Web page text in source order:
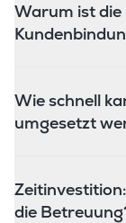
Warum ist
Wie schnell
umgesetzt
die